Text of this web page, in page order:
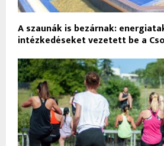
A szaunák is bezárnak:
intézkedéseket vezetett be a